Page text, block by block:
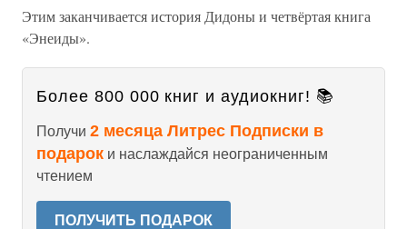
Этим заканчивается история Дидоны и четвёртая книга
«Энеиды».
Более 800 000 книг и аудиокниг! 📚
Получи 2 месяца Литрес Подписки в
подарок и наслаждайся неограниченным
чтением
ПОЛУЧИТЬ ПОДАРОК